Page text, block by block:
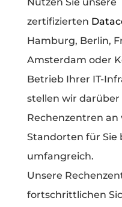
zertifizierten
Hamburg, Berlin,
Amsterdam oder
Betrieb Ihrer IT-
stellen wir
Rechenzentren an
Standorten für Sie
umfangreich.
Unsere
fortschrittlichen